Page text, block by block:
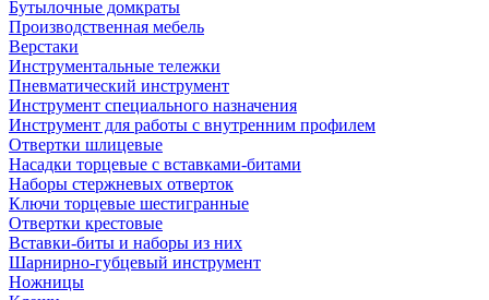
Бутылочные домкраты
Производственная мебель
Верстаки
Инструментальные тележки
Пневматический инструмент
Инструмент специального назначения
Инструмент для работы с внутренним профилем
Отвертки шлицевые
Насадки торцевые с вставками-битами
Наборы стержневых отверток
Ключи торцевые шестигранные
Отвертки крестовые
Вставки-биты и наборы из них
Шарнирно-губцевый инструмент
Ножницы